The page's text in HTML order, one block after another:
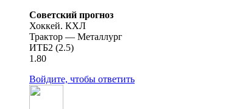
Советский прогноз
Хоккей. КХЛ
Трактор — Металлург
ИТБ2 (2.5)
1.80
Войдите, чтобы ответить